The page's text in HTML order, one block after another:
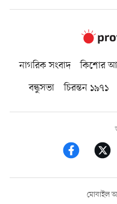
নাগরিক সংবাদ কিশোর
বন্ধুসভা
চিরন্তন ১৯৭১
মোবাইল